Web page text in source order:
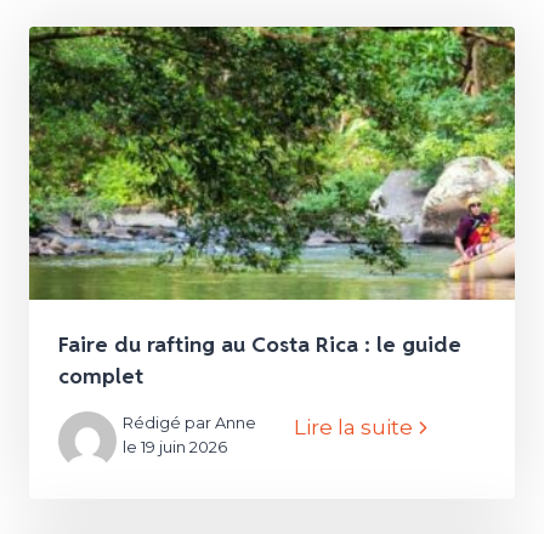
Faire du rafting au Costa Rica : le guide
complet
Rédigé par Anne
le 19 juin 2026
Lire la suite